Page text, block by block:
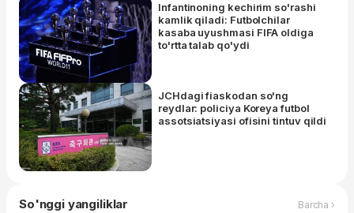
Infantinoning kechirim so'rashi
kamlik qiladi: Futbolchilar
kasaba uyushmasi FIFA oldiga
to'rtta talab qo'ydi
JCHdagi fiaskodan so'ng
reydlar: policiya Koreya futbol
assotsiatsiyasi ofisini tintuv qildi
So'nggi yangiliklar Barcha ›